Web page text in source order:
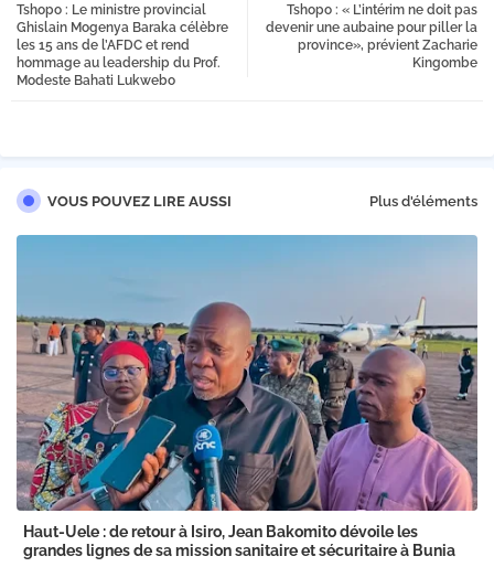
Tshopo : « L’intérim ne doit pas
devenir une aubaine pour piller la
province», prévient Zacharie
Kingombe
Tshopo : Le ministre provincial
Ghislain Mogenya Baraka célèbre
les 15 ans de l’AFDC et rend
hommage au leadership du Prof.
Modeste Bahati Lukwebo
VOUS POUVEZ LIRE AUSSI Plus d'éléments
Haut-Uele : de retour à Isiro, Jean Bakomito dévoile les
grandes lignes de sa mission sanitaire et sécuritaire à Bunia